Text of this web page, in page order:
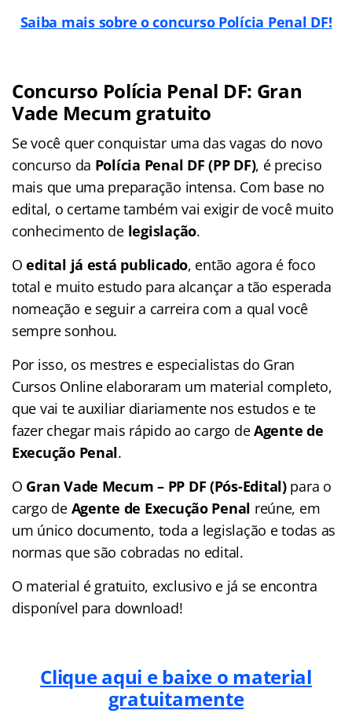
Saiba mais sobre o concurso Polícia Penal DF!
Concurso Polícia Penal DF: Gran
Vade Mecum gratuito
Se você quer conquistar uma das vagas do novo
concurso da Polícia Penal DF (PP DF), é preciso
mais que uma preparação intensa. Com base no
edital, o certame também vai exigir de você muito
conhecimento de legislação.
Oedital já está publicado, então agora é foco
total e muito estudo para alcançar a tão esperada
nomeação e seguir a carreira com a qual você
sempre sonhou.
Por isso, os mestres e especialistas do Gran
Cursos Online elaboraram um material completo,
que vai te auxiliar diariamente nos estudos e te
fazer chegar mais rápido ao cargo deAgente de
Execução Penal.
O Gran Vade Mecum – PP DF (Pós-Edital)para o
cargo de Agente de Execução Penal reúne, em
um único documento, toda a legislação e todas as
normas que são cobradas no edital.
O material é gratuito, exclusivo e já se encontra
disponível para download!
Clique aqui e baixe o material
gratuitamente